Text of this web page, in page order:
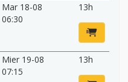
Mar 18-08
06:30
13h
Mier 19-08
07:15
13h